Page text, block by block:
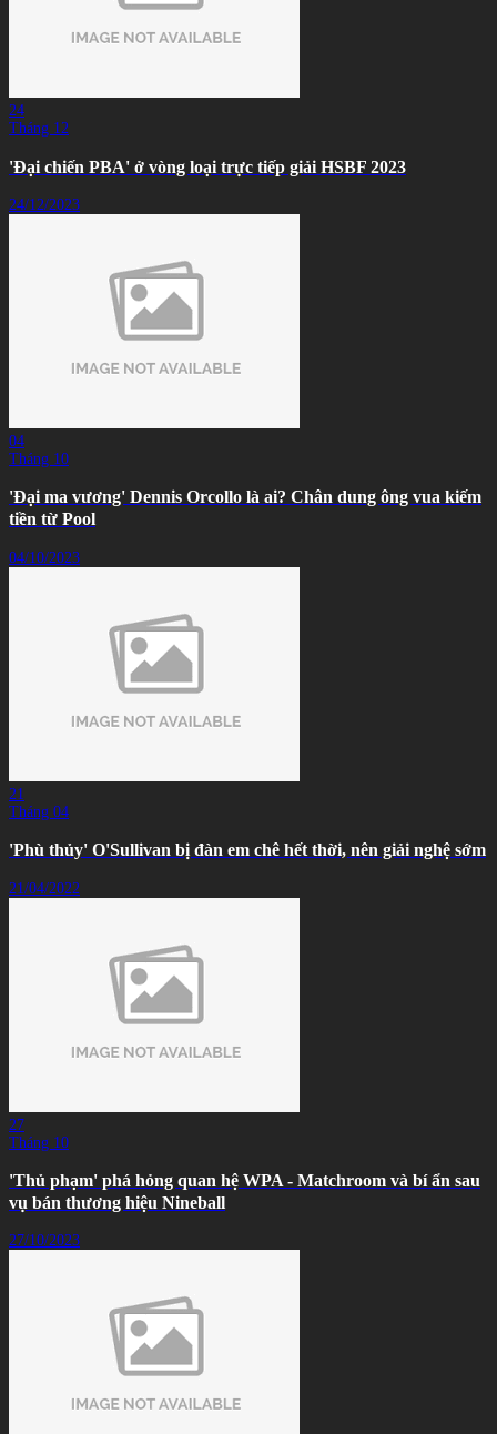
24
Tháng 12
'Đại chiến PBA' ở vòng loại trực tiếp giải HSBF 2023
24/12/2023
04
Tháng 10
'Đại ma vương' Dennis Orcollo là ai? Chân dung ông vua kiếm
tiền từ Pool
04/10/2023
21
Tháng 04
'Phù thủy' O'Sullivan bị đàn em chê hết thời, nên giải nghệ sớm
21/04/2022
27
Tháng 10
'Thủ phạm' phá hỏng quan hệ WPA - Matchroom và bí ẩn sau
vụ bán thương hiệu Nineball
27/10/2023